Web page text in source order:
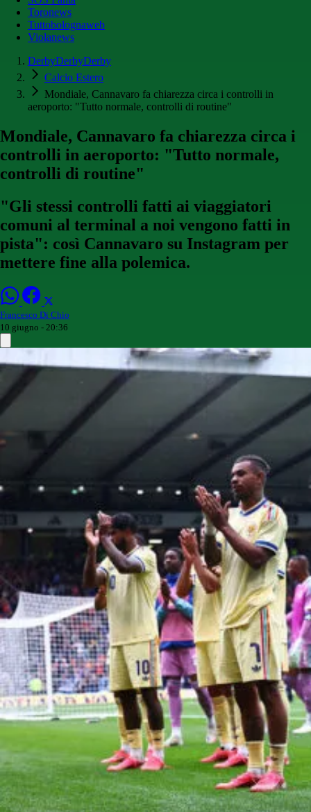
Toronews
Tuttobolognaweb
Violanews
DerbyDerbyDerby
Calcio Estero
Mondiale, Cannavaro fa chiarezza circa i controlli in
aeroporto: "Tutto normale, controlli di routine"
Mondiale, Cannavaro fa chiarezza circa i
controlli in aeroporto: "Tutto normale,
controlli di routine"
"Gli stessi controlli fatti ai viaggiatori
comuni al terminal a noi vengono fatti in
pista": così Cannavaro su Instagram per
mettere fine alla polemica.
Francesco Di Chio
10 giugno - 20:36